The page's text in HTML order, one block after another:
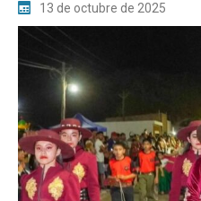
13 de octubre de 2025